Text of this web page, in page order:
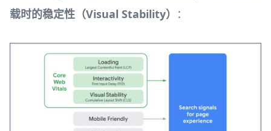
载时的稳定性（Visual Stability） ：